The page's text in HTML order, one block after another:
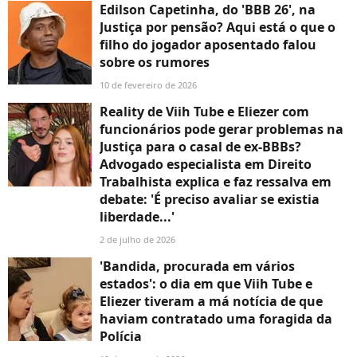
Edilson Capetinha, do 'BBB 26', na
Justiça por pensão? Aqui está o que o
filho do jogador aposentado falou
sobre os rumores
10 de fevereiro de 2026
Reality de Viih Tube e Eliezer com
funcionários pode gerar problemas na
Justiça para o casal de ex-BBBs?
Advogado especialista em Direito
Trabalhista explica e faz ressalva em
debate: 'É preciso avaliar se existia
liberdade...'
2 de julho de 2026
'Bandida, procurada em vários
estados': o dia em que Viih Tube e
Eliezer tiveram a má notícia de que
haviam contratado uma foragida da
Polícia